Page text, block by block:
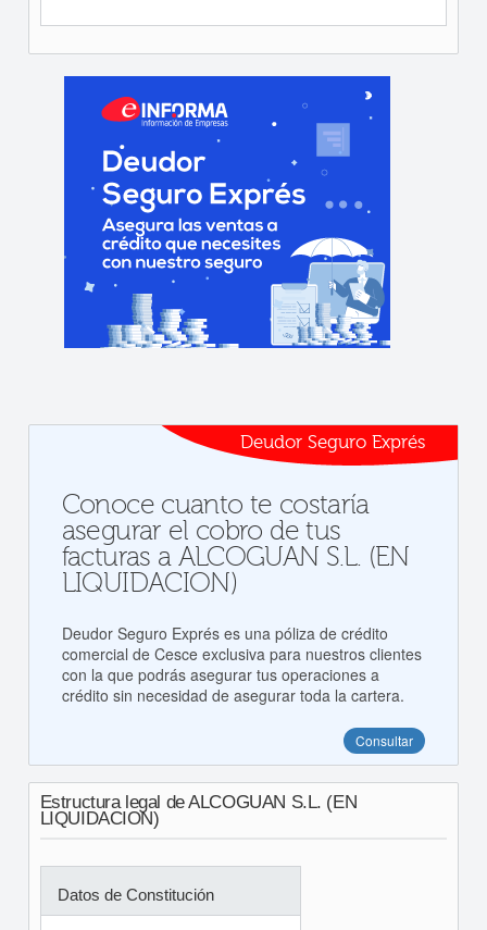
Deudor Seguro Exprés
Conoce cuanto te costaría
asegurar el cobro de tus
facturas a ALCOGUAN S.L. (EN
LIQUIDACION)
Deudor Seguro Exprés es una póliza de crédito
comercial de Cesce exclusiva para nuestros clientes
con la que podrás asegurar tus operaciones a
crédito sin necesidad de asegurar toda la cartera.
Consultar
Estructura legal de ALCOGUAN S.L. (EN
LIQUIDACION)
Datos de Constitución